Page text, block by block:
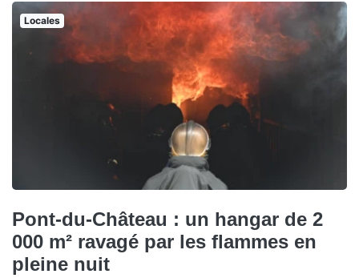
Locales
Pont-du-Château : un hangar de 2
000 m² ravagé par les flammes en
pleine nuit